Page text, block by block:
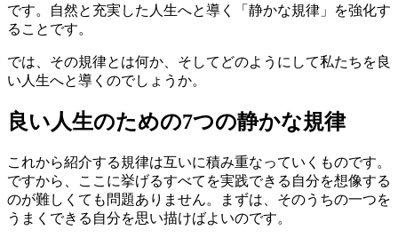
です。自然と充実した人生へと導く「静かな規律」を強化す
ることです。
では、その規律とは何か、そしてどのようにして私たちを良
い人生へと導くのでしょうか。
良い人生のための7つの静かな規律
これから紹介する規律は互いに積み重なっていくものです。
ですから、ここに挙げるすべてを実践できる自分を想像する
のが難しくても問題ありません。まずは、そのうちの一つを
うまくできる自分を思い描けばよいのです。